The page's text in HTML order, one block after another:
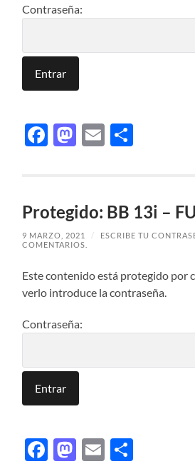
Contraseña:
Facebook
Mastodon
Email
Protegido: BB 13i –
9 MARZO, 2021 /
ESCRIBE TU
COMENTARIOS.
Este contenido está protegido por
verlo introduce la contraseña.
Contraseña:
Facebook
Mastodon
Email